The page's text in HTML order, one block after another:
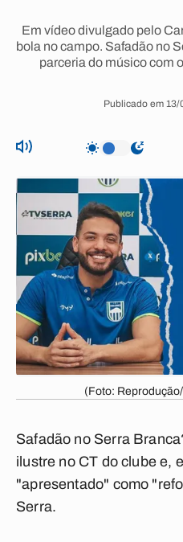
Em vídeo divulgado pelo
bola no campo. Safadão no
parceria do músico com
Publicado em
(Foto:
Safadão no Serra
ilustre no CT do clube e,
"apresentado" como
Serra.